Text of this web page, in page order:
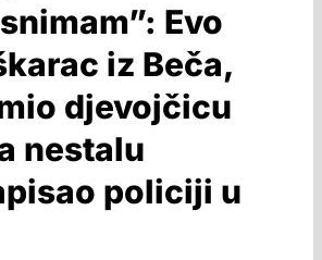
Evo
iz Beča,
djevojčicu
nestalu
policiji u